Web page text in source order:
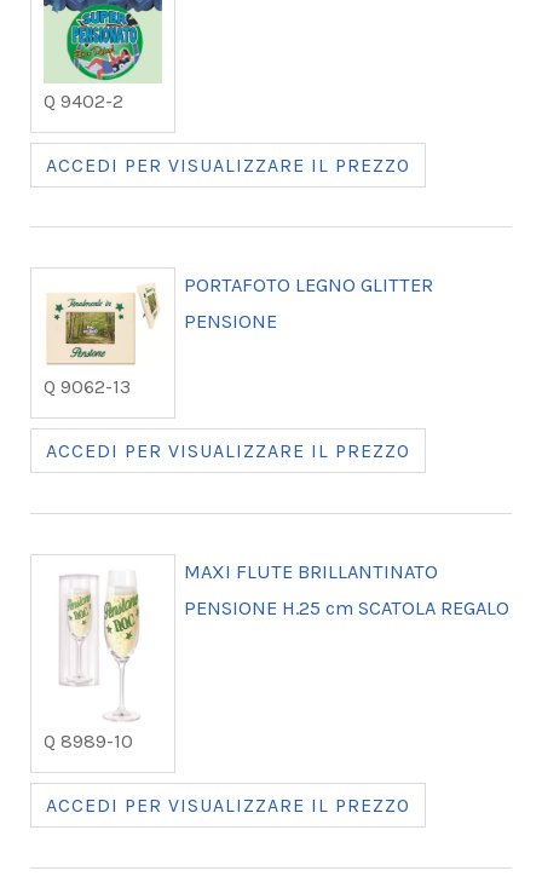
Q 9402-2
ACCEDI PER VISUALIZZARE IL PREZZO
Q 9062-13
PORTAFOTO LEGNO GLITTER
PENSIONE
ACCEDI PER VISUALIZZARE IL PREZZO
Q 8989-10
MAXI FLUTE BRILLANTINATO
PENSIONE H.25 cm SCATOLA REGALO
ACCEDI PER VISUALIZZARE IL PREZZO